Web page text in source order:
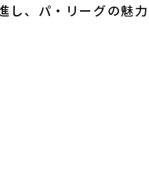
し、パ・リーグの魅力